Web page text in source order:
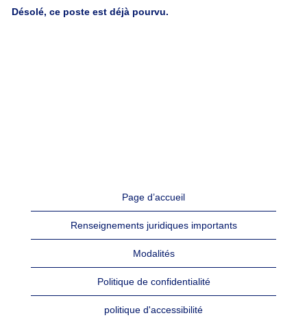
Désolé, ce poste est déjà pourvu.
Page d’accueil
Renseignements juridiques importants
Modalités
Politique de confidentialité
politique d'accessibilité